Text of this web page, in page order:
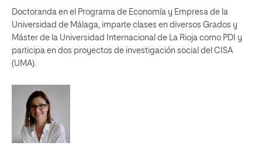
Doctoranda en el Programa de Economía y Empresa de la
Universidad de Málaga, imparte clases en diversos Grados y
Máster de la Universidad Internacional de La Rioja como PDI y
participa en dos proyectos de investigación social del CISA
(UMA).